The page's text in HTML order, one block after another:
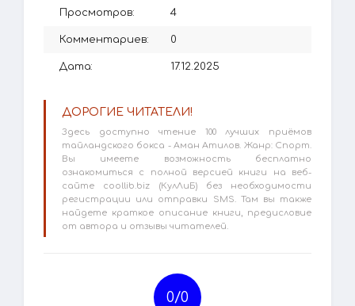
Просмотров: 4
Комментариев: 0
Дата: 17.12.2025
ДОРОГИЕ ЧИТАТЕЛИ!
Здесь доступно чтение 100 лучших приёмов
тайландского бокса - Аман Атилов. Жанр: Спорт.
Вы имеете возможность бесплатно
ознакомиться с полной версией книги на веб-
сайте coollib.biz (КулЛиБ) без необходимости
регистрации или отправки SMS. Там вы также
найдете краткое описание книги, предисловие
от автора и отзывы читателей.
0/0